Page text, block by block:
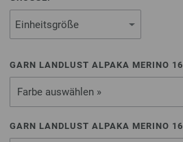
GARN LANDLUST ALPAKA MERINO
Farbe auswählen »
GARN LANDLUST ALPAKA MERINO